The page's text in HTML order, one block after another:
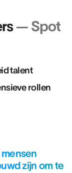
— Spot
talent
rollen
zijn om te